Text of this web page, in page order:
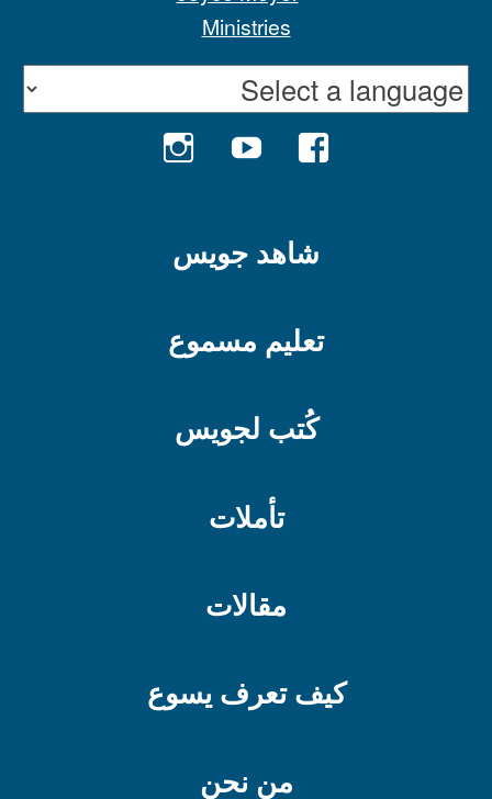
FACEBOOK
YOUTUBE
شاهد جويس
تعليم مسموع
كُتب لجويس
تأملات
مقالات
كيف تعرف يسوع
من نحن